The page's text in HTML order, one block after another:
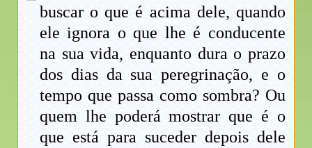
buscar o que é acima dele, quando
ele ignora o que lhe é conducente
na sua vida, enquanto dura o prazo
dos dias da sua peregrinação, e o
tempo que passa como sombra? Ou
quem lhe poderá mostrar que é o
que está para suceder depois dele